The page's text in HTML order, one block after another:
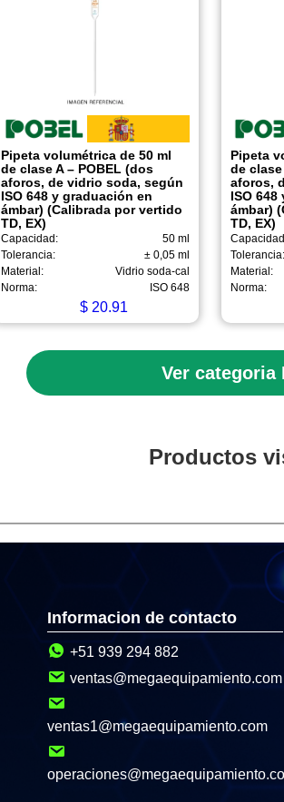
Pipeta volumétrica de 50 ml
de clase A – POBEL (dos
aforos, de vidrio soda, según
ISO 648 y graduación en
ámbar) (Calibrada por vertido
TD, EX)
Capacidad:
50 ml
Tolerancia:
± 0,05 ml
Material:
Vidrio soda-cal
Norma:
ISO 648
$ 20.91
Pipeta
de clase
aforos,
ISO
ámbar)
TD, EX)
Tolerancia:
Material:
Norma:
Ver categoria
Productos
Informacion de contacto
+51 939 294 882
ventas@megaequipamiento.com
ventas1@megaequipamiento.com